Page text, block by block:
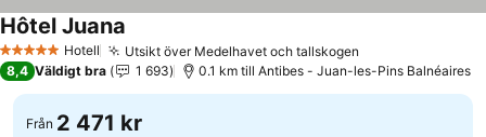
5 Stjärnor Hotell Utsikt över Medelhavet och tallskogen
Hôtel Juana
8,4 Väldigt bra 1 693 0.1 km till Antibes - Juan-les-Pins Balnéaires
Från 2 471 kr